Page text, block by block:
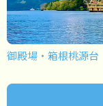
御殿場・箱根桃源台